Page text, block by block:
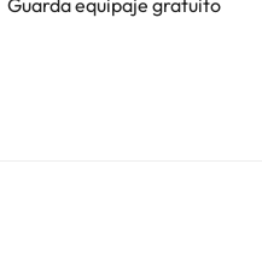
Guarda equipaje gratuito